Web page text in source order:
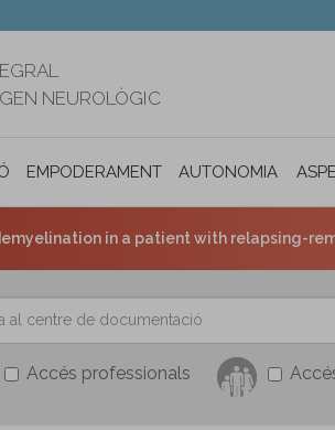
NEUROLÒGIC
EMPODERAMENT AUTONOMIA
in a patient with relapsing-
Accés professionals